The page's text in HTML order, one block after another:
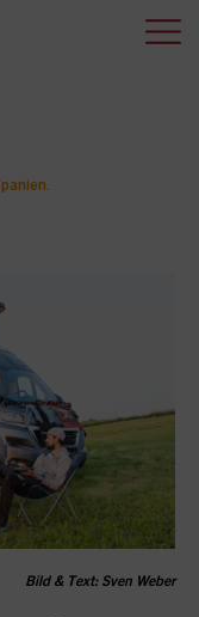
Bild & Text: Sven Weber